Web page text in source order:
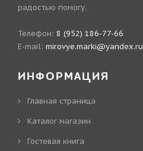
радостью помогу.
Телефон: 8 (952) 186-77-66
E-mail: mirovye.marki@yandex.ru
ИНФОРМАЦИЯ
Главная страница
Каталог магазин
Гостевая книга